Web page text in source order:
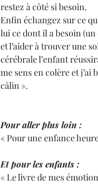
restez à côté si besoin.
Enfin échangez sur ce
lui ce dont il a besoin
et l’aider à trouver une
cérébrale l’enfant
me sens en colère et j’ai
câlin ».
Pour aller plus loin :
« Pour une enfance
Et pour les enfants :
« Le livre de mes